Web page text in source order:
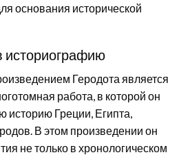
основания исторической
историографию
Геродота является
работа, в которой он
историю Греции, Египта,
В этом произведении он
не только в хронологическом